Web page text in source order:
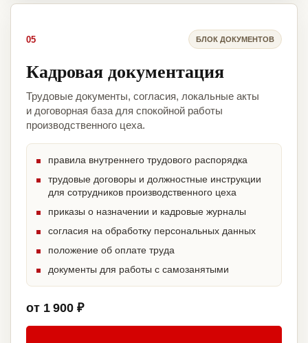
05 БЛОК ДОКУМЕНТОВ
Кадровая документация
Трудовые документы, согласия, локальные акты
и договорная база для спокойной работы
производственного цеха.
правила внутреннего трудового распорядка
трудовые договоры и должностные инструкции
для сотрудников производственного цеха
приказы о назначении и кадровые журналы
согласия на обработку персональных данных
положение об оплате труда
документы для работы с самозанятыми
от 1 900 ₽